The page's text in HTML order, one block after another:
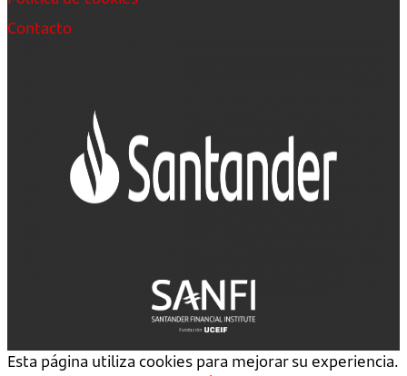
Contacto
Esta página utiliza cookies para mejorar su experiencia.